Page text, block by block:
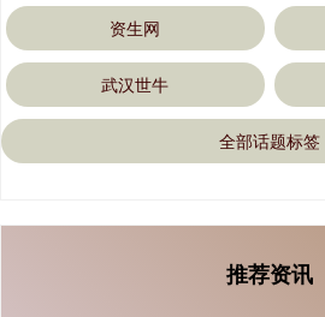
资生网
武汉世牛
全部话题标签
推荐资讯